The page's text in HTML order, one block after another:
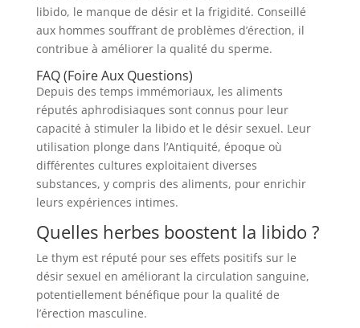
libido, le manque de désir et la frigidité. Conseillé
aux hommes souffrant de problèmes d’érection, il
contribue à améliorer la qualité du sperme.
FAQ (Foire Aux Questions)
Depuis des temps immémoriaux, les aliments
réputés aphrodisiaques sont connus pour leur
capacité à stimuler la libido et le désir sexuel. Leur
utilisation plonge dans l’Antiquité, époque où
différentes cultures exploitaient diverses
substances, y compris des aliments, pour enrichir
leurs expériences intimes.
Quelles herbes boostent la libido ?
Le thym est réputé pour ses effets positifs sur le
désir sexuel en améliorant la circulation sanguine,
potentiellement bénéfique pour la qualité de
l’érection masculine.